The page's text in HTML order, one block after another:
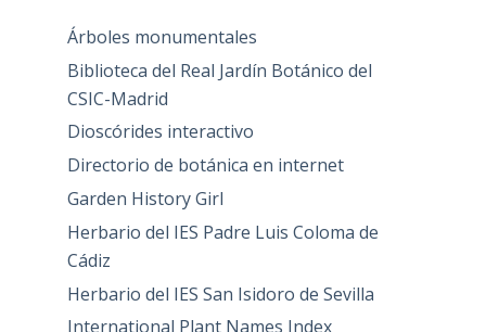
Árboles monumentales
Biblioteca del Real Jardín Botánico del
CSIC-Madrid
Dioscórides interactivo
Directorio de botánica en internet
Garden History Girl
Herbario del IES Padre Luis Coloma de
Cádiz
Herbario del IES San Isidoro de Sevilla
International Plant Names Index